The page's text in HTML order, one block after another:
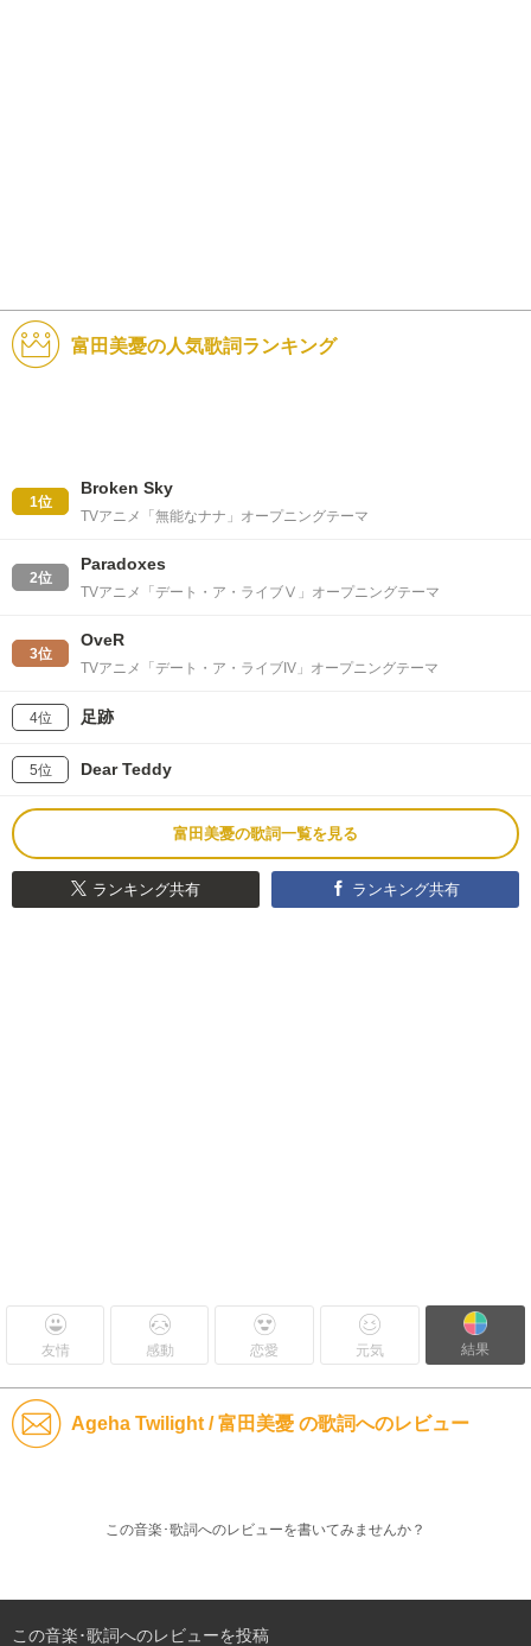
富田美憂の人気歌詞ランキング
1位
Broken Sky
TVアニメ「無能なナナ」オープニングテーマ
2位
Paradoxes
TVアニメ「デート・ア・ライブⅤ」オープニングテーマ
3位
OveR
TVアニメ「デート・ア・ライブIV」オープニングテーマ
4位 足跡
5位 Dear Teddy
富田美憂の歌詞一覧を見る
ランキング共有 ランキング共有
友情 感動 恋愛 元気 結果
Ageha Twilight / 富田美憂 の歌詞へのレビュー
この音楽･歌詞へのレビューを書いてみませんか？
この音楽･歌詞へのレビューを投稿